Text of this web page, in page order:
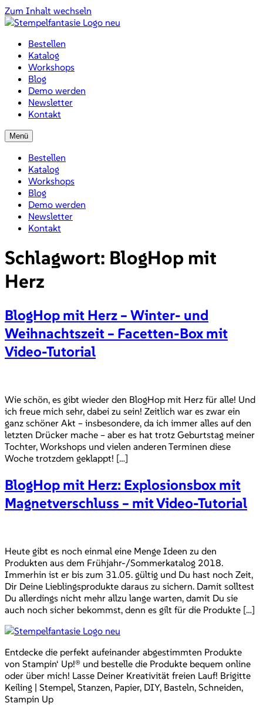
Zum Inhalt wechseln
Bestellen
Katalog
Workshops
Blog
Demo werden
Newsletter
Kontakt
Menü
Bestellen
Katalog
Workshops
Blog
Demo werden
Newsletter
Kontakt
Schlagwort: BlogHop mit
Herz
BlogHop mit Herz – Winter- und
Weihnachtszeit – Facetten-Box mit
Video-Tutorial
Wie schön, es gibt wieder den BlogHop mit Herz für alle! Und
ich freue mich sehr, dabei zu sein! Zeitlich war es zwar ein
ganz schöner Akt – insbesondere, da ich immer alles auf den
letzten Drücker mache – aber es hat trotz Geburtstag meiner
Tochter, Workshops und vielen anderen Terminen diese
Woche trotzdem geklappt! […]
BlogHop mit Herz: Explosionsbox mit
Magnetverschluss – mit Video-Tutorial
Heute gibt es noch einmal eine Menge Ideen zu den
Produkten aus dem Frühjahr-/Sommerkatalog 2018.
Immerhin ist er bis zum 31.05. gültig und Du hast noch Zeit,
Dir Deine Lieblingsprodukte daraus zu sichern. Damit solltest
Du allerdings nicht mehr allzu lange warten, damit Du sie
auch noch sicher bekommst, denn es gilt für die Produkte […]
Entdecke die perfekt aufeinander abgestimmten Produkte
von Stampin‘ Up!® und bestelle die Produkte bequem online
oder über mich! Lasse Deiner Kreativität freien Lauf! Brigitte
Keiling | Stempel, Stanzen, Papier, DIY, Basteln, Schneiden,
Stampin Up